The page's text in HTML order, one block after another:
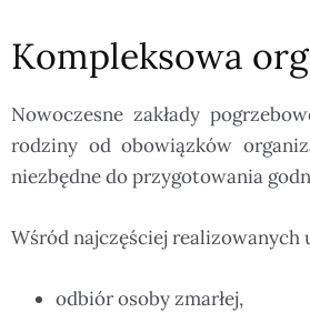
Kompleksowa
Nowoczesne zakłady
rodziny od obowiązków
niezbędne do przygotowania
Wśród najczęściej realizowanych
odbiór osoby zmarłej,